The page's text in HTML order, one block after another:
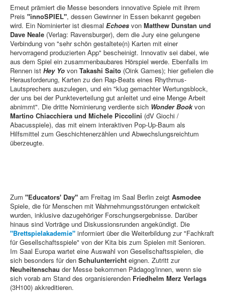
Premium login
Neuheiten-New Games
Köpfe-Heads
Preise-Awards
Branchen-/Wirtschaftsnews
Interviews
Crowdfunding
Veranstaltungen-Events
In eigener Sache-On our own behalf
Erneut prämiert die Messe besonders innovative Spiele mit ihrem
Preis "innoSPIEL", dessen Gewinner in Essen bekannt gegeben
wird. Ein Nominierter ist diesmal Echoes von Matthew Dunstan und
Dave Neale (Verlag: Ravensburger), dem die Jury eine gelungene
Verbindung von "sehr schön gestaltete(n) Karten mit einer
hervorragend produzierten App" bescheinigt. Innovativ sei dabei, wie
aus dem Spiel ein zusammenbaubares Hörspiel werde. Ebenfalls im
Rennen ist Hey Yo von Takashi Saito (Oink Games); hier gefielen die
Herausforderung, Karten zu den Rap-Beats eines Rhythmus-
Lautsprechers auszulegen, und ein "klug gemachter Wertungsblock,
der uns bei der Punkteverteilung gut anleitet und eine Menge Arbeit
abnimmt". Die dritte Nominierung verdiente sich Wonder Bookvon
Martino Chiacchiera und Michele Piccolini (dV Giochi /
Abacusspiele), das mit einem interaktiven Pop-Up-Baum als
Hilfsmittel zum Geschichtenerzählen und Abwechslungsreichtum
überzeugte.
Zum "Educators' Day" am Freitag im Saal Berlin zeigt Asmodee
Spiele, die für Menschen mit Wahrnehmungsstörungen entwickelt
wurden, inklusive dazugehöriger Forschungsergebnisse. Darüber
hinaus sind Vorträge und Diskussionsrunden angekündigt. Die
"Brettspielakademie" informiert über die Weiterbildung zur "Fachkraft
für Gesellschaftsspiele" von der Kita bis zum Spielen mit Senioren.
Im Saal Europa wartet eine Auswahl von Gesellschaftsspielen, die
sich besonders für den Schulunterricht eignen. Zutritt zur
Neuheitenschau der Messe bekommen Pädagog/innen, wenn sie
sich vorab am Stand des organisierenden Friedhelm Merz Verlags
(3H100) akkreditieren.